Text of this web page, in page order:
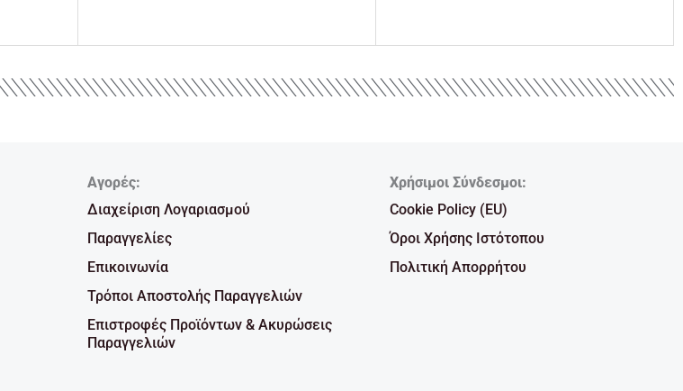
Αγορές:
Διαχείριση Λογαριασμού
Παραγγελίες
Επικοινωνία
Τρόποι Αποστολής Παραγγελιών
Επιστροφές Προϊόντων & Ακυρώσεις
Παραγγελιών
Χρήσιμοι Σύνδεσμοι:
Cookie Policy (EU)
Όροι Χρήσης Ιστότοπου
Πολιτική Απορρήτου